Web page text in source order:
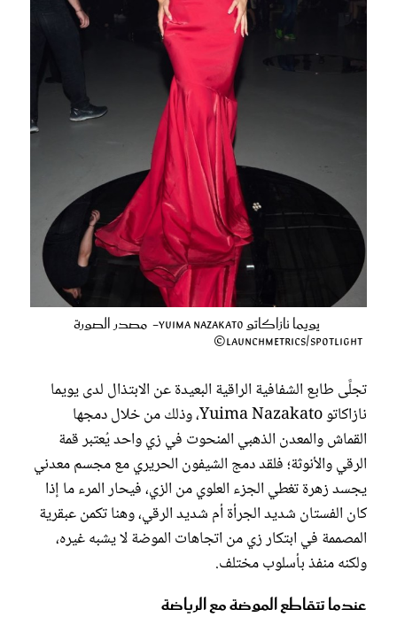
يويما نازاكاتو Yuima Nazakato- مصدر الصورة
Launchmetrics/Spotlight©
تجلَّى طابع الشفافية الراقية البعيدة عن الابتذال لدى يويما
نازاكاتو Yuima Nazakato، وذلك من خلال دمجها
القماش والمعدن الذهبي المنحوت في زي واحد يُعتبر قمة
الرقي والأنوثة؛ فلقد دمج الشيفون الحريري مع مجسم معدني
يجسد زهرة تغطي الجزء العلوي من الزي، فيحار المرء ما إذا
كان الفستان شديد الجرأة أم شديد الرقي، وهنا تكمن عبقرية
المصممة في ابتكار زي من اتجاهات الموضة لا يشبه غيره،
ولكنه منفذ بأسلوب مختلف.
عندما تتقاطع الموضة مع الرياضة